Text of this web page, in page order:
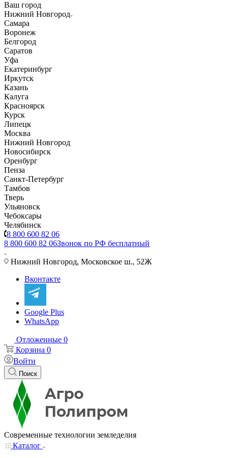
Ваш город
Нижний Новгород
Самара
Воронеж
Белгород
Саратов
Уфа
Екатеринбург
Иркутск
Казань
Калуга
Красноярск
Курск
Липецк
Москва
Нижний Новгород
Новосибирск
Оренбург
Пенза
Санкт-Петербург
Тамбов
Тверь
Ульяновск
Чебоксары
Челябинск
8 800 600 82 06
8 800 600 82 06Звонок по РФ бесплатный
Нижний Новгород, Московское ш., 52Ж
Вконтакте
Google Plus
WhatsApp
Отложенные 0
Корзина 0
Войти
Поиск
Современные технологии земледелия
Каталог